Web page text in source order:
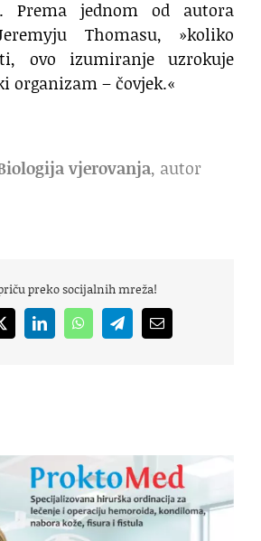
Prema jednom od autora
Thomasu, »koliko
ovo izumiranje uzrokuje
organizam – čovjek.«
vjerovanja, autor
preko socijalnih mreža!
LinkedInWhatsAppTelegramEmail